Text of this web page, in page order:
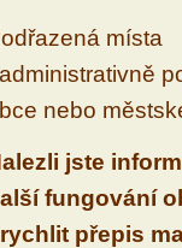
místa
nebo
jste
fungování
přepis